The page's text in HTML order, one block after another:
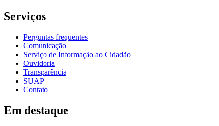
Serviços
Perguntas frequentes
Comunicação
Serviço de Informação ao Cidadão
Ouvidoria
Transparência
SUAP
Contato
Em destaque